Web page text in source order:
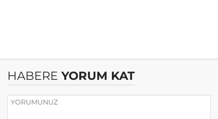
HABERE YORUM KAT